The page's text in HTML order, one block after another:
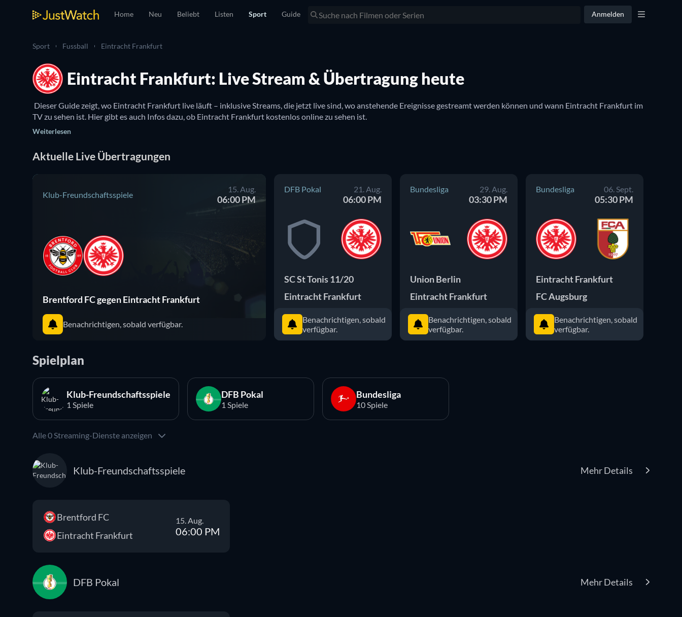
Home Neu Beliebt Listen Sport Guide Anmelden
Sport Fussball Eintracht Frankfurt
Eintracht Frankfurt: Live Stream & Übertragung heute
Dieser Guide zeigt, wo Eintracht Frankfurt live läuft – inklusive Streams, die jetzt live sind, wo anstehende Ereignisse gestreamt werden können und wann Eintracht Frankfurt im
Weiterlesen
Aktuelle Live Übertragungen
Klub-Freundschaftsspiele
15. Aug.
06:00 PM
Brentford FC gegen Eintracht Frankfurt
Benachrichtigen, sobald verfügbar.
DFB Pokal 21. Aug.
06:00 PM
SC St Tonis 11/20
Eintracht Frankfurt
Benachrichtigen, sobald
verfügbar.
Bundesliga 29. Aug.
03:30 PM
Union Berlin
Eintracht Frankfurt
Benachrichtigen, sobald
verfügbar.
Bundesliga 06. Sept.
05:30 PM
Eintracht Frankfurt
FC Augsburg
Benachrichtigen, sobald
verfügbar.
Spielplan
Klub-Freundschaftsspiele
1 Spiele
DFB Pokal
1 Spiele
Bundesliga
10 Spiele
Alle 0 Streaming-Dienste anzeigen
Klub-Freundschaftsspiele Mehr Details
Brentford FC
Eintracht Frankfurt
15. Aug.
06:00 PM
DFB Pokal Mehr Details